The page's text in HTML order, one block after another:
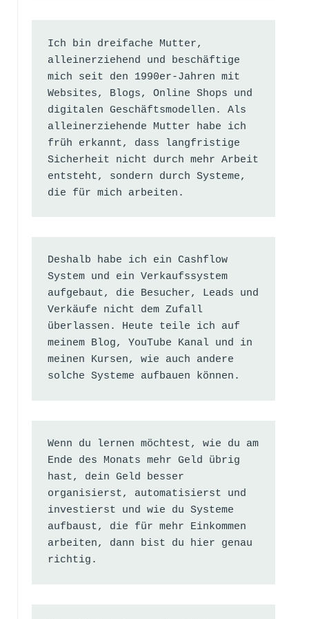
Ich bin dreifache Mutter,
alleinerziehend und beschäftige
mich seit den 1990er-Jahren mit
Websites, Blogs, Online Shops und
digitalen Geschäftsmodellen. Als
alleinerziehende Mutter habe ich
früh erkannt, dass langfristige
Sicherheit nicht durch mehr Arbeit
entsteht, sondern durch Systeme,
die für mich arbeiten.
Deshalb habe ich ein Cashflow
System und ein Verkaufssystem
aufgebaut, die Besucher, Leads und
Verkäufe nicht dem Zufall
überlassen. Heute teile ich auf
meinem Blog, YouTube Kanal und in
meinen Kursen, wie auch andere
solche Systeme aufbauen können.
Wenn du lernen möchtest, wie du am
Ende des Monats mehr Geld übrig
hast, dein Geld besser
organisierst, automatisierst und
investierst und wie du Systeme
aufbaust, die für mehr Einkommen
arbeiten, dann bist du hier genau
richtig.